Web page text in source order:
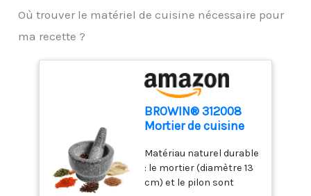
Où trouver le matériel de cuisine nécessaire pour
ma recette ?
BROWIN® 312008
Mortier de cuisine
Matériau naturel durable
: le mortier (diamètre 13
cm) et le pilon sont